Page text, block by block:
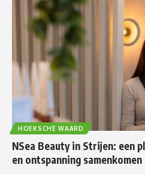
HOEKSCHE WAARD
NSea Beauty in Strijen: een
en ontspanning samenkomen